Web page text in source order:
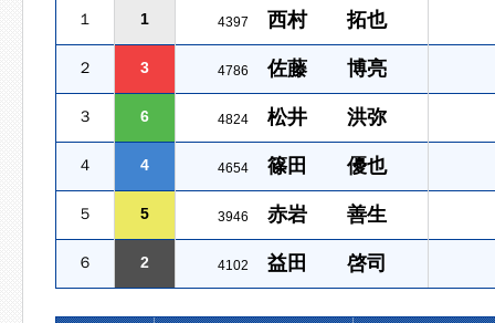
１ 1 4397 西村 拓也
２ 3 4786 佐藤 博亮
３ 6 4824 松井 洪弥
４ 4 4654 篠田 優也
５ 5 3946 赤岩 善生
６ 2 4102 益田 啓司